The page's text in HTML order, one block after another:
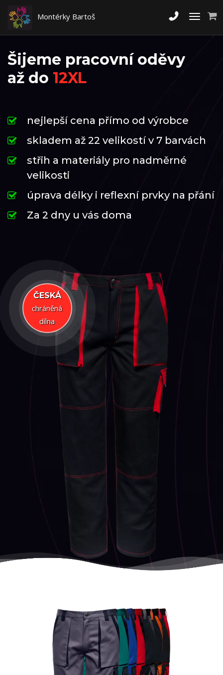
Toggle
Montérky Bartoš
Šijeme pracovní oděvy
až do 12XL
nejlepší cena přímo od výrobce
skladem až 22 velikostí v 7 barvách
střih a materiály pro nadměrné
velikosti
úprava délky i reflexní prvky na přání
Za 2 dny u vás doma
ČESKÁ
chráněná
dílna